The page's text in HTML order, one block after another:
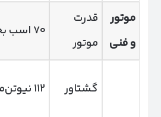
موتور
و فنی
قدرت
موتور
۷۰ اسب بخار
گشتاور ۱۱۲ نیوتن‌متر